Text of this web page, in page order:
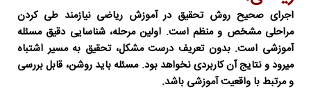
اجرای صحیح روش تحقیق در آموزش ریاضی نیازمند طی کردن
مراحلی مشخص و منظم است. اولین مرحله، شناسایی دقیق مسئله
آموزشی است. بدون تعریف درست مشکل، تحقیق به مسیر اشتباه
میرود و نتایج آن کاربردی نخواهد بود. مسئله باید روشن، قابل بررسی
و مرتبط با واقعیت آموزشی باشد.